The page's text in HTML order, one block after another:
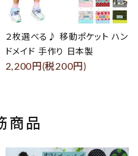
２枚選べる♪ 移動ポケット ハン
ドメイド 手作り 日本製
2,200円(税200円)
商品